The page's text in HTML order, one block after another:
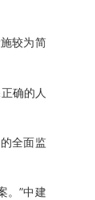
较为简
确的人
全面监
。”中建